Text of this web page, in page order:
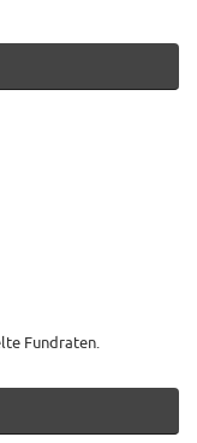
Fundraten.